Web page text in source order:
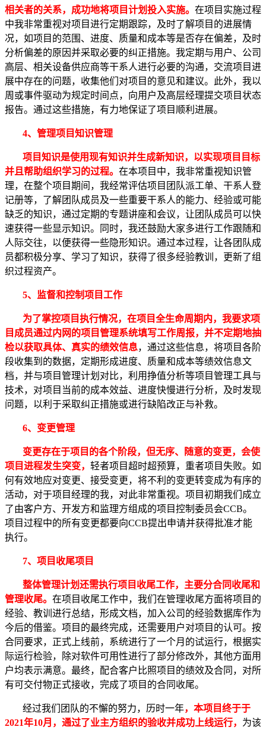
相关者的关系，成功地将项目计划投入实施。 在项目实施过程
中我非常重视对项目进行定期跟踪，及时了解项目的进展情
况，如项目的范围、进度、质量和成本等是否存在偏差，及时
分析偏差的原因并采取必要的纠正措施。我定期与用户、公司
高层、相关设备供应商等干系人进行必要的沟通，交流项目进
展中存在的问题，收集他们对项目的意见和建议。此外，我以
周或事件驱动为规定时间点，向用户及高层经理提交项目状态
报告。通过这些措施，有力地保证了项目顺利进展。
4、管理项目知识管理
项目知识是使用现有知识并生成新知识，以实现项目目标
并且帮助组织学习的过程。 在本项目中，我非常重视知识管
理，在整个项目期间，我经常评估项目团队派工单、干系人登
记册等，了解团队成员及一些重要干系人的能力、经验或可能
缺乏的知识，通过定期的专题讲座和会议，让团队成员可以快
速获得一些显示知识。同时，我还鼓励大家多进行工作跟随和
人际交往，以便获得一些隐形知识。通过本过程，让各团队成
员都积极分享、学习了知识，获得了很多经验教训，更新了组
织过程资产。
5、监督和控制项目工作
为了掌控项目执行情况，在项目全生命周期内，我要求项
目成员通过内网的项目管理系统填写工作周报，并不定期地抽
检以获取具体、真实的绩效信息，通过这些信息，将项目各阶
段收集到的数据，定期形成进度、质量和成本等绩效信息文
档，并与项目管理计划对比，利用挣值分析等项目管理工具与
技术，对项目当前的成本效益、进度快慢进行分析，及时发现
问题，以利于采取纠正措施或进行缺陷改正与补救。
6、变更管理
变更存在于项目的各个阶段，但无序、随意的变更，会使
项目进程发生突变， 轻者项目超时超预算，重者项目失败。如
何有效地应对变更、接受变更，将不利的变更转变成为有序的
活动，对于项目经理的我，对此非常重视。项目初期我们成立
了由客户方、开发方和监理方组成的项目控制委员会CCB。
项目过程中的所有变更都要向CCB提出申请并获得批准才能
执行。
7、项目收尾项目
整体管理计划还需执行项目收尾工作，主要分合同收尾和
管理收尾。 在项目收尾工作中，我们在管理收尾方面将项目的
经验、教训进行总结，形成文档，加入公司的经验数据库作为
今后的借鉴。项目的最终完成，还需要用户对项目的认可。按
合同要求，正式上线前，系统进行了一个月的试运行，根据实
际运行检验，除对软件可用性进行了部分修改外，其他方面用
户均表示满意。最终，配合客户比照项目的绩效及合同，对所
有可交付物正式接收，完成了项目的合同收尾。
经过我们团队的不懈的努力，历时一年，本项目终于于
2021年10月，通过了业主方组织的验收并成功上线运行， 为该